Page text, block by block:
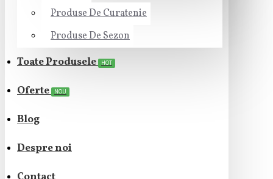
Produse De Curatenie
Produse De Sezon
Toate Produsele HOT
Oferte NOU
Blog
Despre noi